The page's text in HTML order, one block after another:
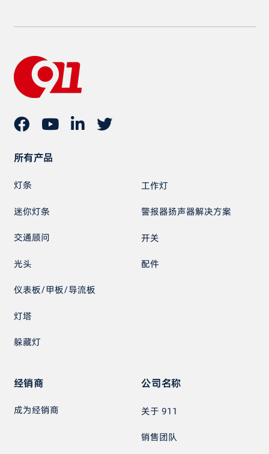
所有产品
灯条
迷你灯条
交通顾问
光头
仪表板/甲板/导流板
灯塔
躲藏灯
工作灯
警报器扬声器解决方案
开关
配件
经销商
成为经销商
公司名称
关于 911
销售团队